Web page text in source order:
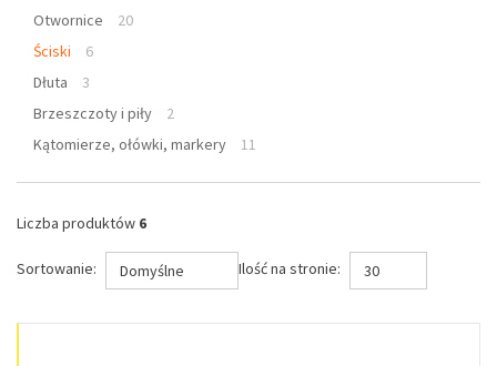
Otwornice
20
Ściski
6
Dłuta
3
Brzeszczoty i piły
2
Kątomierze, ołówki, markery
11
Liczba produktów 6
Sortowanie: Domyślne Ilość na stronie: 30